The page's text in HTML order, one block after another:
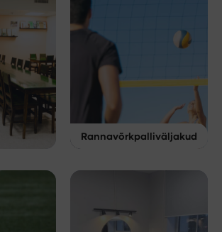
Rannavõrkpalliväljakud